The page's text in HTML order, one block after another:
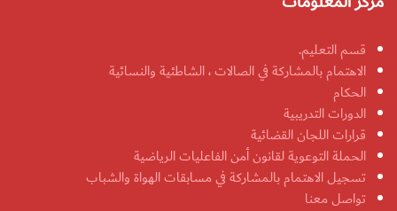
قسم التعليم.
الاهتمام بالمشاركة في الصالات ، الشاطئية والنسائية
الحكام
الدورات التدريبية
قرارات اللجان القضائية
الحملة التوعوية لقانون أمن الفاعليات الرياضية
تسجيل الاهتمام بالمشاركة في مسابقات الهواة والشباب
تواصل معنا